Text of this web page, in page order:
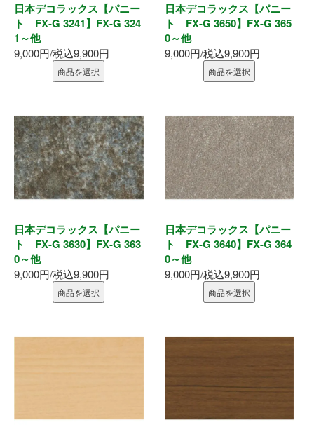
日本デコラックス【パニー
ト FX-G 3241】FX-G 324
1～他
9,000円/税込9,900円
商品を選択
日本デコラックス【パニー
ト FX-G 3650】FX-G 365
0～他
9,000円/税込9,900円
商品を選択
日本デコラックス【パニー
ト FX-G 3630】FX-G 363
0～他
9,000円/税込9,900円
商品を選択
日本デコラックス【パニー
ト FX-G 3640】FX-G 364
0～他
9,000円/税込9,900円
商品を選択